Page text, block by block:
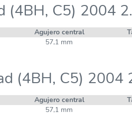
(4BH, C5) 2004
Agujero central
57,1 mm
(4BH, C5) 2004
Agujero central
57,1 mm